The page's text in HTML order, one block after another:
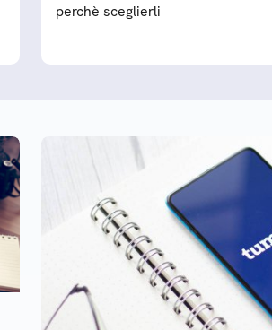
perchè sceglierli